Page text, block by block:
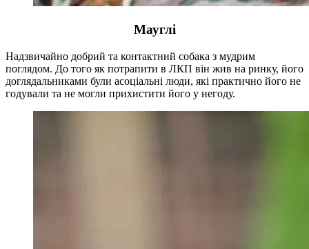
Мауглі
Надзвичайно добрий та контактний собака з мудрим
поглядом. До того як потрапити в ЛКП він жив на ринку, його
доглядальниками були асоціальні люди, які практично його не
годували та не могли прихистити його у негоду.